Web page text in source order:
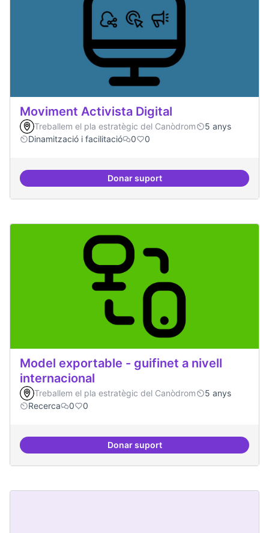
Moviment Activista Digital
Treballem el pla estratègic del Canòdrom
5 anys
Dinamització i facilitació
0 0
Donar suportMoviment Activista Digital
Model exportable - guifinet a nivell
internacional
Treballem el pla estratègic del Canòdrom
5 anys
Recerca
0 0
Donar suportModel exportable - guifinet a